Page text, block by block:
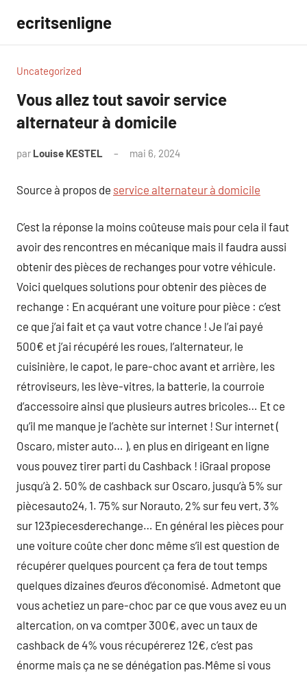
contenu
ecritsenligne
Uncategorized
Vous allez tout savoir service
alternateur à domicile
par Louise KESTEL mai 6, 2024
Source à propos de service alternateur à domicile
C’est la réponse la moins coûteuse mais pour cela il faut
avoir des rencontres en mécanique mais il faudra aussi
obtenir des pièces de rechanges pour votre véhicule.
Voici quelques solutions pour obtenir des pièces de
rechange : En acquérant une voiture pour pièce : c’est
ce que j’ai fait et ça vaut votre chance ! Je l’ai payé
500€ et j’ai récupéré les roues, l’alternateur, le
cuisinière, le capot, le pare-choc avant et arrière, les
rétroviseurs, les lève-vitres, la batterie, la courroie
d’accessoire ainsi que plusieurs autres bricoles… Et ce
qu’il me manque je l’achète sur internet ! Sur internet (
Oscaro, mister auto… ), en plus en dirigeant en ligne
vous pouvez tirer parti du Cashback ! iGraal propose
jusqu’à 2. 50% de cashback sur Oscaro, jusqu’à 5% sur
piècesauto24, 1. 75% sur Norauto, 2% sur feu vert, 3%
sur 123piecesderechange… En général les pièces pour
une voiture coûte cher donc même s’il est question de
récupérer quelques pourcent ça fera de tout temps
quelques dizaines d’euros d’économisé. Admetont que
vous achetiez un pare-choc par ce que vous avez eu un
altercation, on va comtper 300€, avec un taux de
cashback de 4% vous récupérerez 12€, c’est pas
énorme mais ça ne se dénégation pas.Même si vous